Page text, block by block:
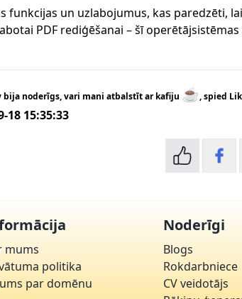
funkcijas un uzlabojumus, kas
PDF rediģēšanai – šī
bija noderīgs, vari mani atbalstīt ar kafiju ☕, spied
18 15:35:33
mums
politika
par domēnu
Noderīgi
Blogs
Rokdarbniece
CV veidotājs